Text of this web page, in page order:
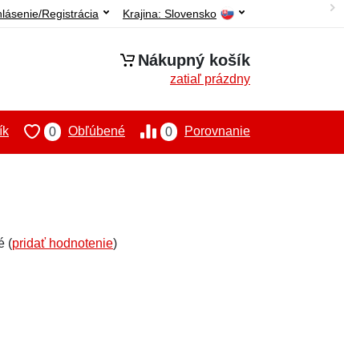
Krajina: Slovensko
Registrácia
Nákupný košík
zatiaľ prázdny
0 Porovnanie
0 Obľúbené
(pridať hodnotenie)